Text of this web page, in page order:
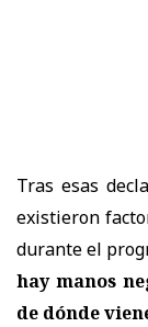
Tras esas
existieron
durante el
hay manos
de dónde